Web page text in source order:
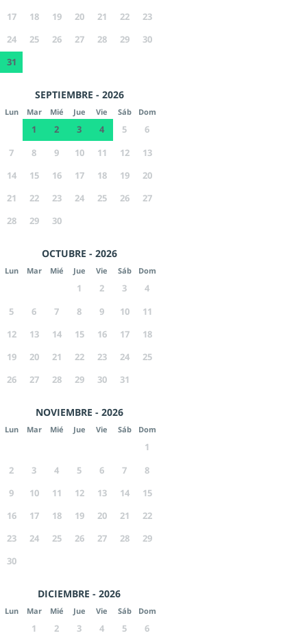
17 18 19 20 21 22
23
24
25 26 27 28 29
30
31
SEPTIEMBRE - 2026
Lun Mar Mié Jue Vie Sáb Dom
1 2 3 4 5
6
7
8 9 10 11 12
13
14
15 16 17 18 19
20
21
22 23 24 25 26
27
28
29 30
OCTUBRE - 2026
Lun Mar Mié Jue Vie Sáb Dom
1 2 3
4
5
6 7 8 9 10
11
12
13 14 15 16 17
18
19
20 21 22 23 24
25
26
27 28 29 30 31
NOVIEMBRE - 2026
Lun Mar Mié Jue Vie Sáb Dom
1
2
3 4 5 6 7
8
9
10 11 12 13 14
15
16
17 18 19 20 21
22
23
24 25 26 27 28
29
30
DICIEMBRE - 2026
Lun Mar Mié Jue Vie Sáb Dom
1 2 3 4 5
6